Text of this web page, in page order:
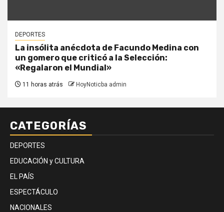
DEPORTES
La insólita anécdota de Facundo Medina con
un gomero que criticó a la Selección:
«Regalaron el Mundial»
11 horas atrás HoyNoticba admin
CATEGORÍAS
DEPORTES
EDUCACIÓN y CULTURA
EL PAÍS
ESPECTÁCULO
NACIONALES